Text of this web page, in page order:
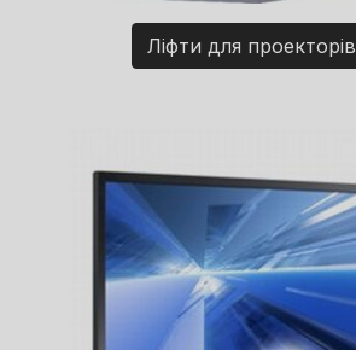
Ліфти для проекторів